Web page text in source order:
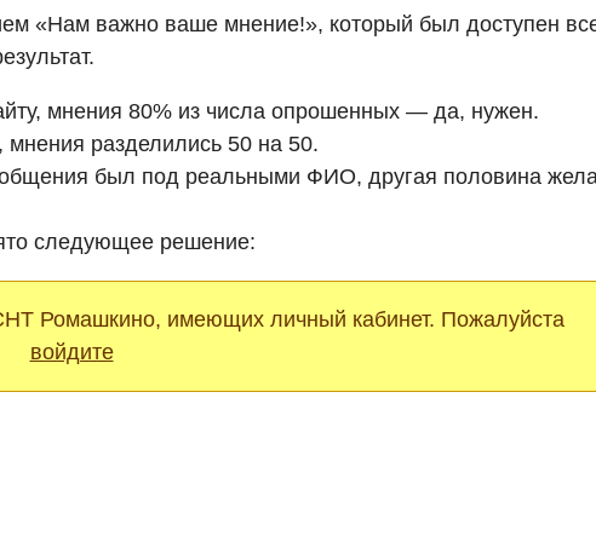
«Нам важно ваше мнение!», который был доступен
мнения 80% из числа опрошенных — да, нужен.
мнения разделились 50 на 50.
был под реальными ФИО, другая половина
следующее решение:
Ромашкино, имеющих личный кабинет. Пожалуйста
войдите